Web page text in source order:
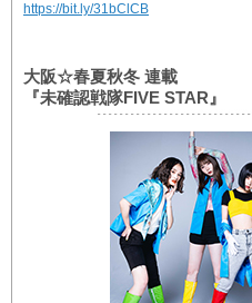
https://bit.ly/31bClCB
大阪☆春夏秋冬 連載
『未確認戦隊FIVE STAR』